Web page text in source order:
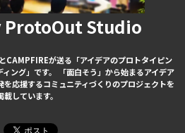
ProtoOut Studio
CAMPFIREが送る「アイデアのプロトタイピン
ング」です。
「面白そう」から始まるアイデア
応援するコミュニティづくりのプロジェクトを
載しています。